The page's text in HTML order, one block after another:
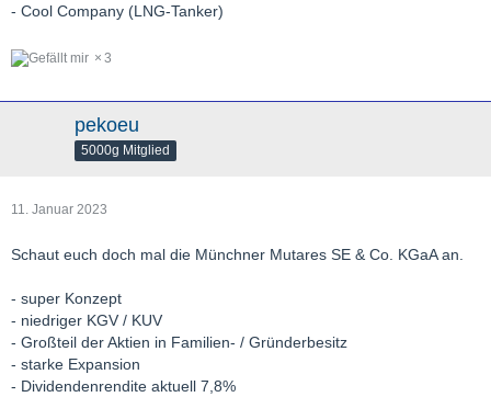
- Cool Company (LNG-Tanker)
3
pekoeu
5000g Mitglied
11. Januar 2023
Schaut euch doch mal die Münchner Mutares SE & Co. KGaA an.
- super Konzept
- niedriger KGV / KUV
- Großteil der Aktien in Familien- / Gründerbesitz
- starke Expansion
- Dividendenrendite aktuell 7,8%